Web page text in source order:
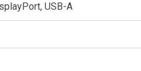
USB-A